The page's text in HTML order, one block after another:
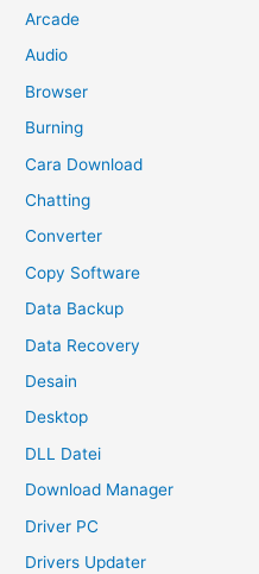
Arcade
Audio
Browser
Burning
Cara Download
Chatting
Converter
Copy Software
Data Backup
Data Recovery
Desain
Desktop
DLL Datei
Download Manager
Driver PC
Drivers Updater